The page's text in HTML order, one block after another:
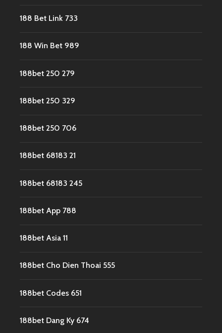
188 Bet Link 733
188 Win Bet 989
188bet 250 279
188bet 250 329
188bet 250 706
188bet 68183 21
188bet 68183 245
188bet App 788
188bet Asia 11
188bet Cho Dien Thoai 555
188bet Codes 651
188bet Dang Ky 674